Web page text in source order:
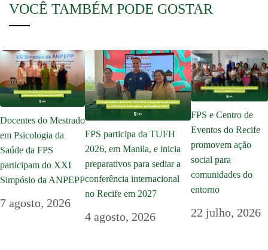
VOCÊ TAMBÉM PODE GOSTAR
Docentes do Mestrado
em Psicologia da
Saúde da FPS
participam do XXI
Simpósio da ANPEPP
7 agosto, 2026
FPS participa da TUFH
2026, em Manila, e inicia
preparativos para sediar a
conferência internacional
no Recife em 2027
4 agosto, 2026
FPS e Centro de
Eventos do Recife
promovem ação
social para
comunidades do
entorno
22 julho, 2026